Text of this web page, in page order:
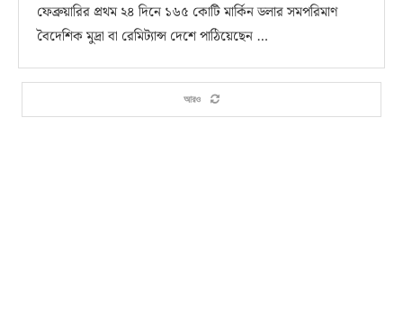
ফেব্রুয়ারির প্রথম ২৪ দিনে ১৬৫ কোটি মার্কিন ডলার সমপরিমাণ
বৈদেশিক মুদ্রা বা রেমিট্যান্স দেশে পাঠিয়েছেন …
আরও